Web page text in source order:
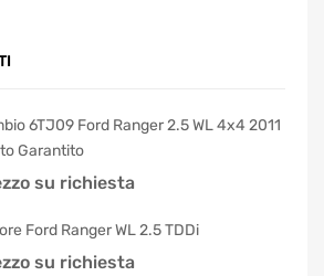
6TJ09 Ford Ranger 2.5 WL 4x4 2011
Garantito
su richiesta
Ford Ranger WL 2.5 TDDi
su richiesta